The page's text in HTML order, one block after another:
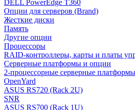
DELL PowerEdge T360
Опции для серверов (Brand)
Жесткие диски
Память
Другие опции
Процессоры
RAID-контроллеры, карты и платы
Серверные платформы и опции
2-процессорные серверные платформы
OpenYard
ASUS RS720 (Rack 2U)
SNR
ASUS RS700 (Rack 1U)